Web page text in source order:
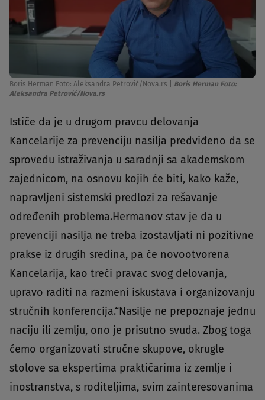
Boris Herman Foto: Aleksandra Petrović/Nova.rs
Boris Herman Foto:
Aleksandra Petrović/Nova.rs
Ističe da je u drugom pravcu delovanja
Kancelarije za prevenciju nasilja predviđeno da se
sprovedu istraživanja u saradnji sa akademskom
zajednicom, na osnovu kojih će biti, kako kaže,
napravljeni sistemski predlozi za rešavanje
određenih problema.Hermanov stav je da u
prevenciji nasilja ne treba izostavljati ni pozitivne
prakse iz drugih sredina, pa će novootvorena
Kancelarija, kao treći pravac svog delovanja,
upravo raditi na razmeni iskustava i organizovanju
stručnih konferencija.“Nasilje ne prepoznaje jednu
naciju ili zemlju, ono je prisutno svuda. Zbog toga
ćemo organizovati stručne skupove, okrugle
stolove sa ekspertima praktičarima iz zemlje i
inostranstva, s roditeljima, svim zainteresovanima